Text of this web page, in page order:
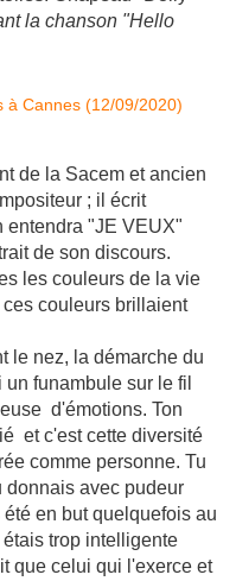
la chanson "Hello
de la Sacem et ancien
; il écrit
entendra "JE VEUX"
de son discours.
les couleurs de la vie
couleurs brillaient
le nez, la démarche du
funambule sur le fil
d'émotions. Ton
et c'est cette diversité
comme personne. Tu
donnais avec pudeur
en but quelquefois au
trop intelligente
que celui qui l'exerce et